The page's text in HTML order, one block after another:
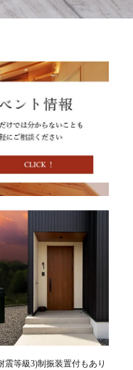
等級3)制振装置付もあり